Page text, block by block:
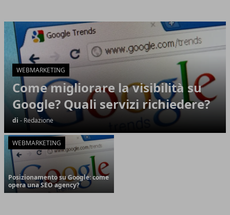
Articoli in Evidenza
WEBMARKETING
Come migliorare la visibilità su
Google? Quali servizi richiedere?
di - Redazione
WEBMARKETING
Posizionamento su Google: come
opera una SEO agency?